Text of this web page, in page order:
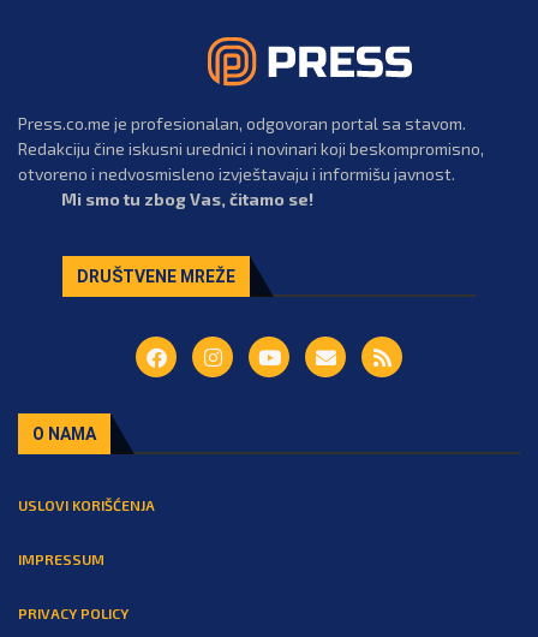
Press.co.me je profesionalan, odgovoran portal sa stavom.
Redakciju čine iskusni urednici i novinari koji beskompromisno,
otvoreno i nedvosmisleno izvještavaju i informišu javnost.
Mi smo tu zbog Vas, čitamo se!
DRUŠTVENE MREŽE
O NAMA
USLOVI KORIŠĆENJA
IMPRESSUM
PRIVACY POLICY